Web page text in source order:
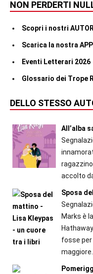
NON PERDERTI
Scopri i nostri AUTORI
Scarica la nostra
Eventi Letterari 2026
Glossario dei Trope
DELLO STESSO
All’alba
accolto
Sposa
Marks è
fosse
maggiore.